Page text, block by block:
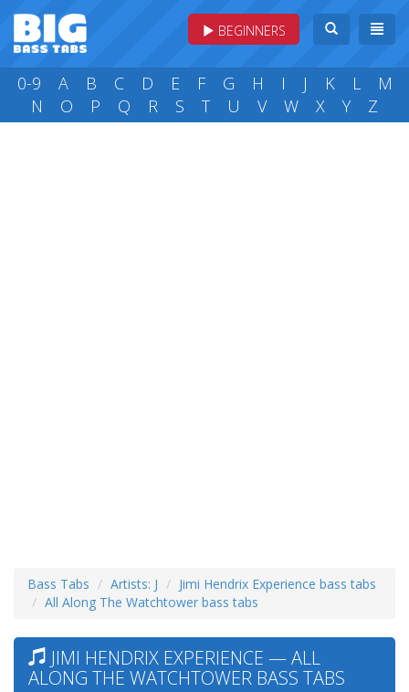
BEGINNERS
0-9 A B C D E F G H I J K L
M
N
O P Q R S T U V W X Y Z
Bass Tabs Artists: J
Jimi Hendrix Experience bass tabs
All Along The Watchtower bass tabs
JIMI HENDRIX EXPERIENCE — ALL
ALONG THE WATCHTOWER BASS TABS